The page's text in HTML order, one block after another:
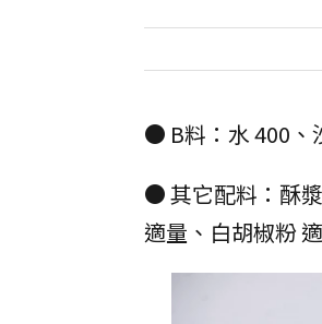
● B料：水 400、
● 其它配料：酥
適量、白胡椒粉